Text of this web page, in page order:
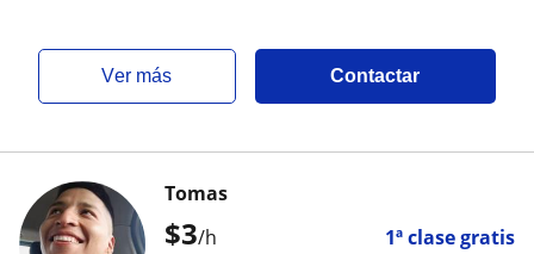
ver más Contactar
$3/h 1ª clase gratis
Tomas